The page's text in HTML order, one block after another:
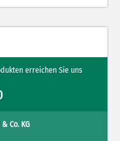
erreichen Sie uns
Co. KG